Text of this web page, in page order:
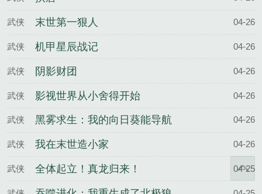
武侠 末世第一狠人 04-26
武侠 机甲星辰战记 04-26
武侠 阴影财团 04-26
武侠 影视世界从小舍得开始 04-26
武侠 黑雾求生：我的向日葵能导航 04-26
武侠 我在末世造小家 04-26
武侠 全体起立！真龙归来！ 04-25